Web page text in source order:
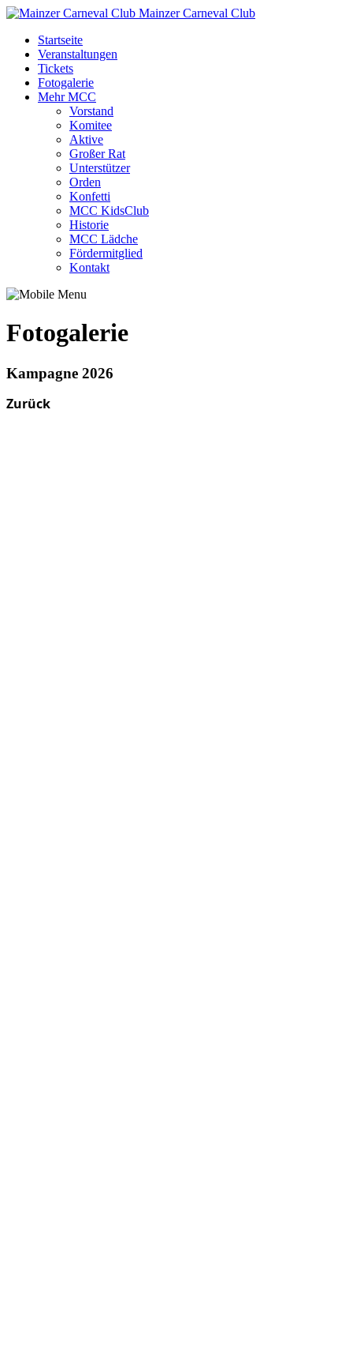
Mainzer Carneval Club
Startseite
Veranstaltungen
Tickets
Fotogalerie
Mehr MCC
Vorstand
Komitee
Aktive
Großer Rat
Unterstützer
Orden
Konfetti
MCC KidsClub
Historie
MCC Lädche
Fördermitglied
Kontakt
Fotogalerie
Kampagne 2026
Zurück